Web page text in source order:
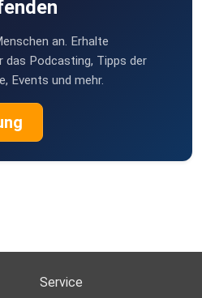
melanieavis.com
Eichhoff
an. Erhalte
das Podcasting, Tipps der
Events und mehr.
Service